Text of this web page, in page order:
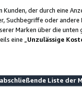
der durch eine
Suchbegriffe oder
Marken über die
eine „ Unzulässige
Liste der